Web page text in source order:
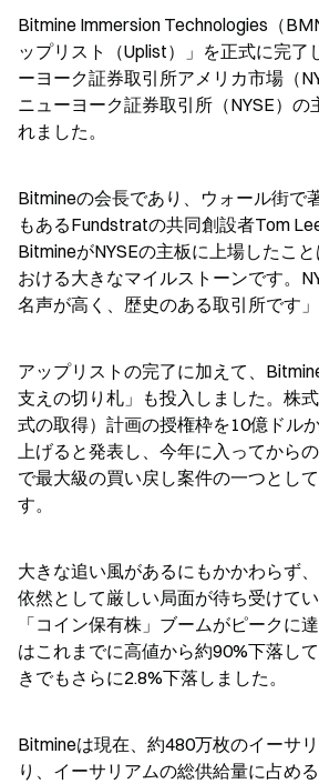
Bitmine Immersion Technologies（
ップリスト（Uplist）」を正式に完了
ーヨーク証券取引所アメリカ市場（
ニューヨーク証券取引所（NYSE）の
れました。
Bitmineの会長であり、ウォール街で
もあるFundstratの共同創設者Tom
BitmineがNYSEの主板に上場したこ
おける大きなマイルストーンです。
名声が高く、歴史のある取引所です」
アップリストの完了に加えて、
支えの切り札」も投入しました。株
式の取得）計画の授権枠を10億ドル
上げると発表し、今年に入ってから
で最大級の買い戻し案件の一つとし
す。
大きな追い風があるにもかかわらず
依然として厳しい局面が待ち受けて
「コイン保有株」ブームがピークに
はこれまでに高値から約90%下落し
きでもさらに2.8%下落しました。
Bitmineは現在、約480万枚のイーサ
り、イーサリアムの総供給量に占める